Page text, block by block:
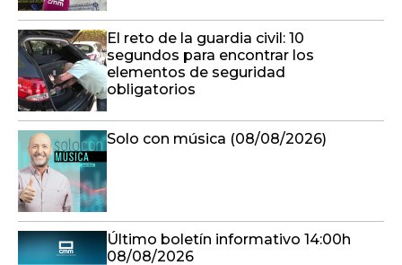
El reto de la guardia civil: 10
segundos para encontrar los
elementos de seguridad
obligatorios
Solo con música (08/08/2026)
Último boletín informativo 14:00h
08/08/2026